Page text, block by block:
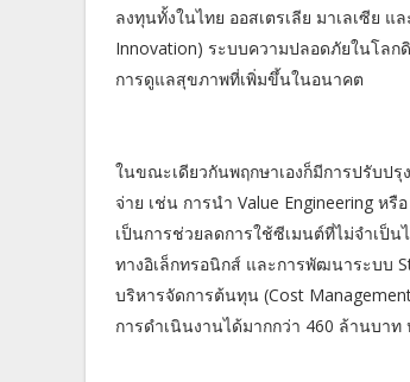
ลงทุนทั้งในไทย ออสเตรเลีย มาเลเซีย
Innovation) ระบบความปลอดภัยในโลก
การดูแลสุขภาพที่เพิ่มขึ้นในอนาคต
ในขณะเดียวกันพฤกษาเองก็มีการปรับป
จ่าย เช่น การนำ Value Engineering
เป็นการช่วยลดการใช้ซีเมนต์ที่ไม่จำเป็
ทางอิเล็กทรอนิกส์ และการพัฒนาระบบ
บริหารจัดการต้นทุน (Cost
การดำเนินงานได้มากกว่า 460 ล้านบาท